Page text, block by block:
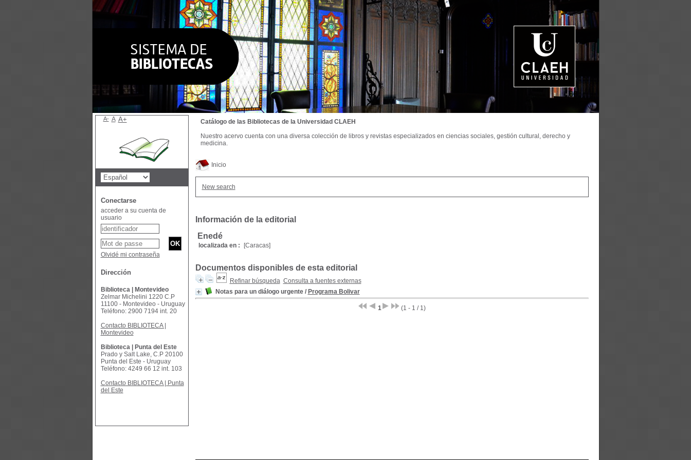
Inicio
New search
Información de la editorial
Enedé
localizada en : [Caracas]
Documentos disponibles de esta editorial
Refinar búsqueda Consulta a fuentes externas
Notas para un diálogo urgente/ Programa Bolivar
1 (1 - 1 / 1)
Catálogo de las Bibliotecas de la Universidad CLAEH
Nuestro acervo cuenta con una diversa colección de libros y revistas especializados en ciencias sociales, gestión cultural, derecho y
medicina.
A- A A+
Conectarse
acceder a su cuenta de
usuario
Olvidé mi contraseña
Dirección
Biblioteca | Montevideo
Zelmar Michelini 1220 C.P
11100 - Montevideo - Uruguay
Teléfono: 2900 7194 int. 20
Contacto BIBLIOTECA |
Montevideo
Biblioteca | Punta del Este
Prado y Salt Lake, C.P 20100
Punta del Este - Uruguay
Teléfono: 4249 66 12 int. 103
Contacto BIBLIOTECA | Punta
del Este